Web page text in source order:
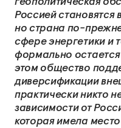
Россией
но страна по-
сфере энергетики и
формально
этом общество
диверсификации
практически никто
зависимости от
которая имела